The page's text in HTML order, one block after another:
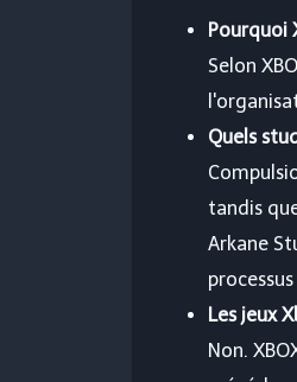
Pourquoi
Selon
Quels
tandis
Arkane
Les jeux
Non.